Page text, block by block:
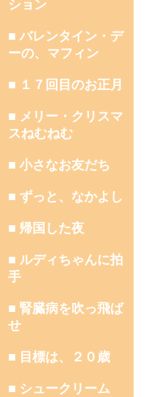
ション
■ バレンタイン・デ
ーの、マフィン
■ １７回目のお正月
■ メリー・クリスマ
スねむねむ
■ 小さなお友だち
■ ずっと、なかよし
■ 帰国した夜
■ ルディちゃんに拍
手
■ 腎臓病を吹っ飛ば
せ
■ 目標は、２０歳
■ シュークリーム